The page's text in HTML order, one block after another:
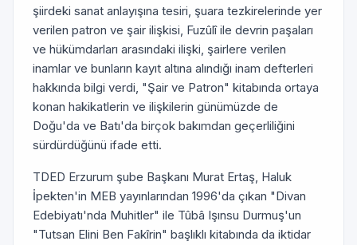
şiirdeki sanat anlayışına tesiri, şuara tezkirelerinde yer
verilen patron ve şair ilişkisi, Fuzûlî ile devrin paşaları
ve hükümdarları arasındaki ilişki, şairlere verilen
inamlar ve bunların kayıt altına alındığı inam defterleri
hakkında bilgi verdi, "Şair ve Patron" kitabında ortaya
konan hakikatlerin ve ilişkilerin günümüzde de
Doğu'da ve Batı'da birçok bakımdan geçerliliğini
sürdürdüğünü ifade etti.
TDED Erzurum şube Başkanı Murat Ertaş, Haluk
İpekten'in MEB yayınlarından 1996'da çıkan "Divan
Edebiyatı'nda Muhitler" ile Tûbâ Işınsu Durmuş'un
"Tutsan Elini Ben Fakîrin" başlıklı kitabında da iktidar